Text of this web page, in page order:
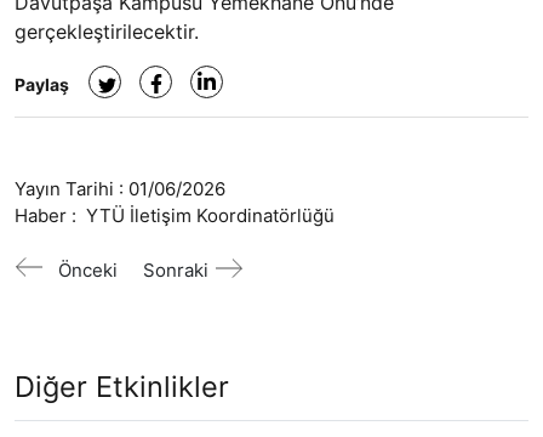
gerçekleştirilecektir.
Paylaş
Yayın Tarihi : 01/06/2026
Haber : YTÜ İletişim Koordinatörlüğü
Önceki Sonraki
Diğer Etkinlikler